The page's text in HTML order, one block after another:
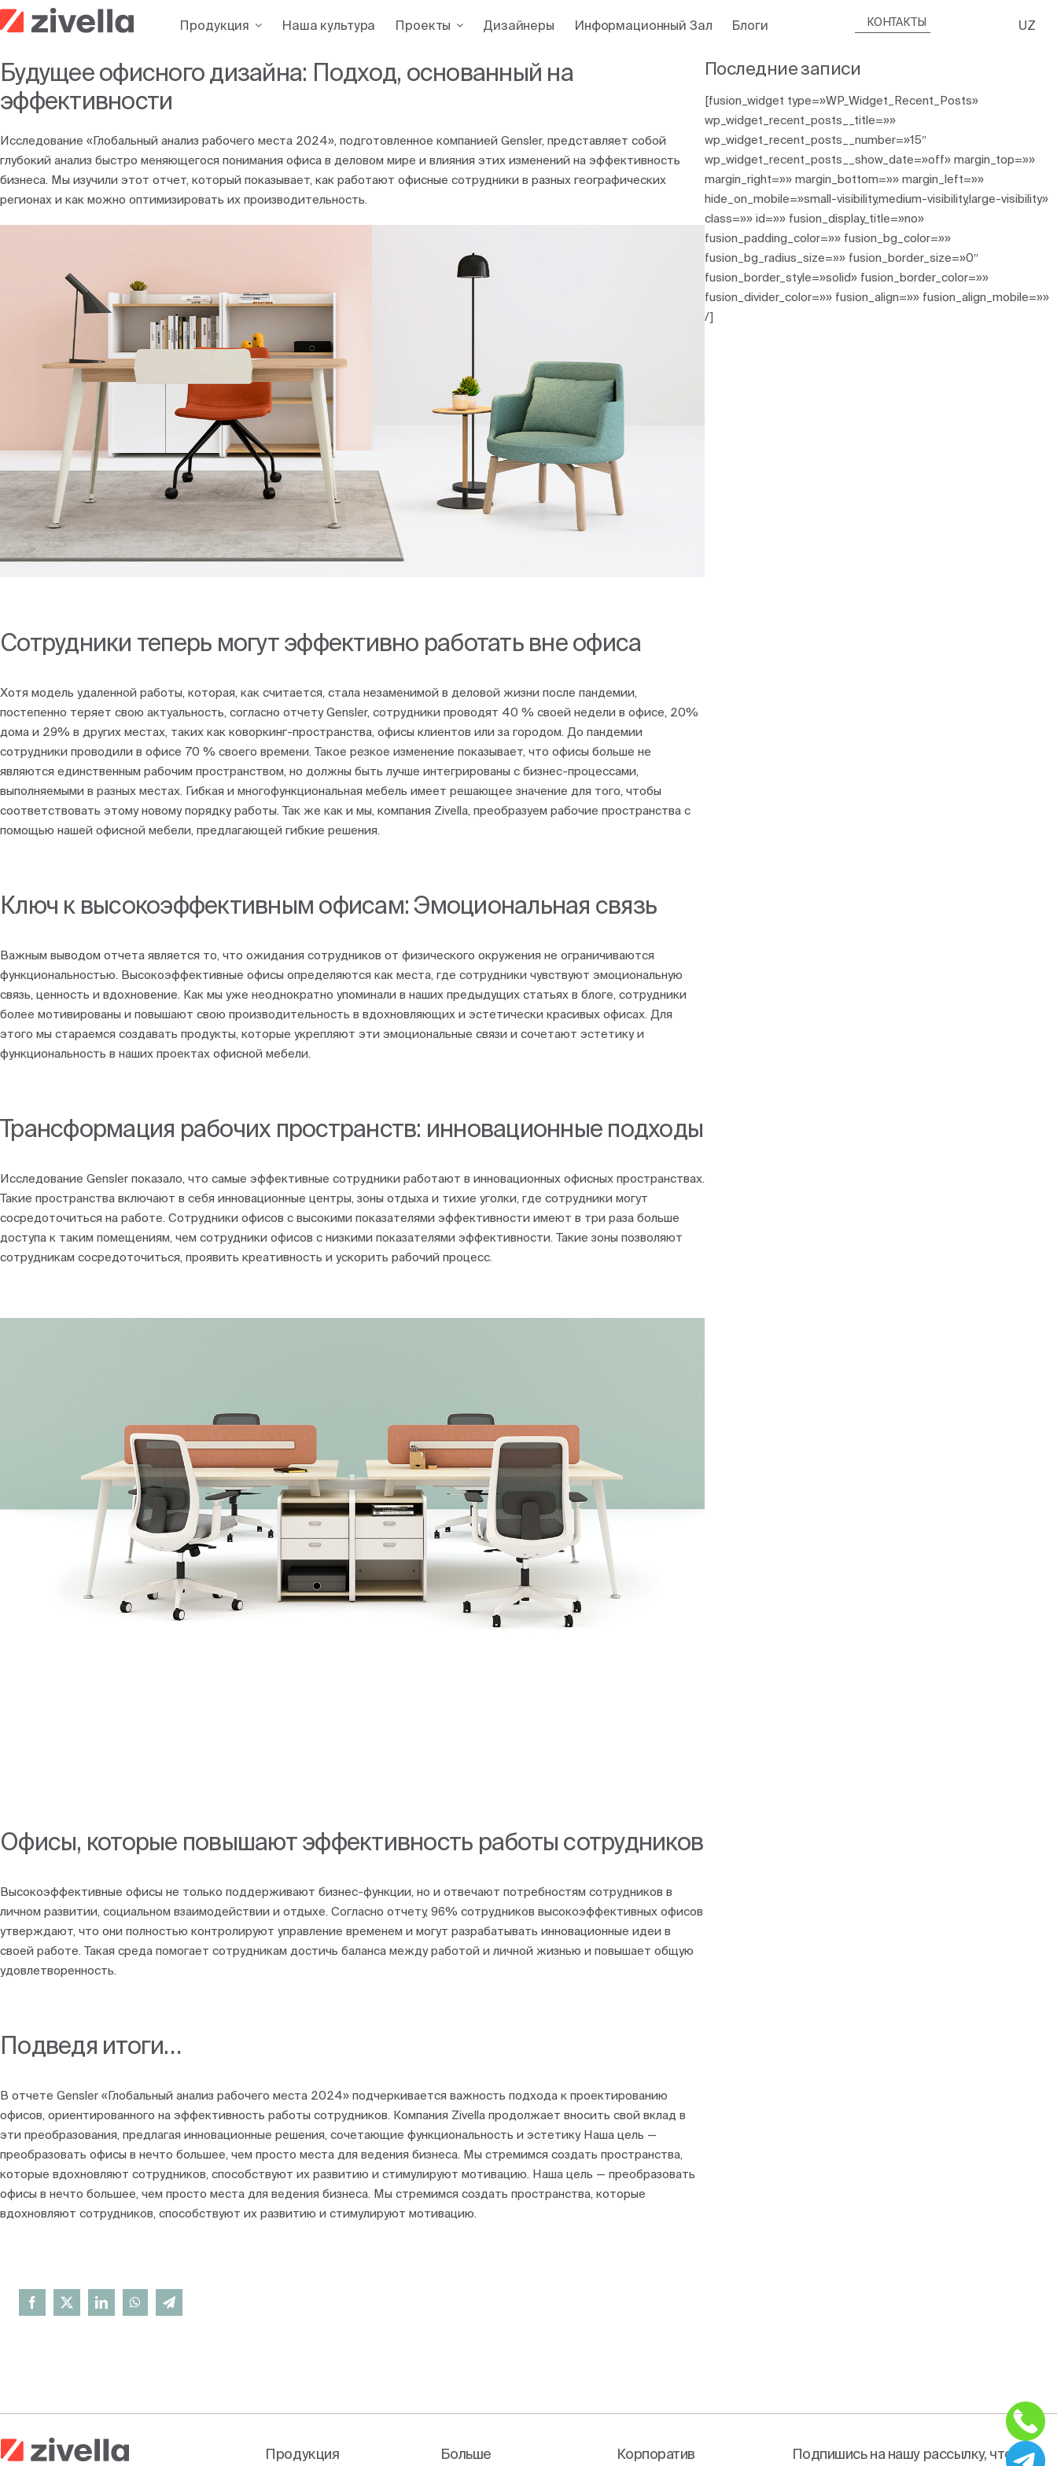
Skip
to
Продукция Наша культура Проекты Дизайнеры Информационный Зал Блоги КОНТАКТЫ UZ
Будущее офисного дизайна: Подход, основанный на
эффективности
Исследование «Глобальный анализ рабочего места 2024», подготовленное компанией Gensler, представляет собой
глубокий анализ быстро меняющегося понимания офиса в деловом мире и влияния этих изменений на эффективность
бизнеса. Мы изучили этот отчет, который показывает, как работают офисные сотрудники в разных географических
регионах и как можно оптимизировать их производительность.
Сотрудники теперь могут эффективно работать вне офиса
Хотя модель удаленной работы, которая, как считается, стала незаменимой в деловой жизни после пандемии,
постепенно теряет свою актуальность, согласно отчету Gensler, сотрудники проводят 40 % своей недели в офисе, 20%
дома и 29% в других местах, таких как коворкинг-пространства, офисы клиентов или за городом. До пандемии
сотрудники проводили в офисе 70 % своего времени. Такое резкое изменение показывает, что офисы больше не
являются единственным рабочим пространством, но должны быть лучше интегрированы с бизнес-процессами,
выполняемыми в разных местах. Гибкая и многофункциональная мебель имеет решающее значение для того, чтобы
соответствовать этому новому порядку работы. Так же как и мы, компания Zivella, преобразуем рабочие пространства с
помощью нашей офисной мебели, предлагающей гибкие решения.
Ключ к высокоэффективным офисам: Эмоциональная связь
Важным выводом отчета является то, что ожидания сотрудников от физического окружения не ограничиваются
функциональностью. Высокоэффективные офисы определяются как места, где сотрудники чувствуют эмоциональную
связь, ценность и вдохновение. Как мы уже неоднократно упоминали в наших предыдущих статьях в блоге, сотрудники
более мотивированы и повышают свою производительность в вдохновляющих и эстетически красивых офисах. Для
этого мы стараемся создавать продукты, которые укрепляют эти эмоциональные связи и сочетают эстетику и
функциональность в наших проектах офисной мебели.
Трансформация рабочих пространств: инновационные подходы
Исследование Gensler показало, что самые эффективные сотрудники работают в инновационных офисных пространствах.
Такие пространства включают в себя инновационные центры, зоны отдыха и тихие уголки, где сотрудники могут
сосредоточиться на работе. Сотрудники офисов с высокими показателями эффективности имеют в три раза больше
доступа к таким помещениям, чем сотрудники офисов с низкими показателями эффективности. Такие зоны позволяют
сотрудникам сосредоточиться, проявить креативность и ускорить рабочий процесс.
Офисы, которые повышают эффективность работы сотрудников
Высокоэффективные офисы не только поддерживают бизнес-функции, но и отвечают потребностям сотрудников в
личном развитии, социальном взаимодействии и отдыхе. Согласно отчету, 96% сотрудников высокоэффективных офисов
утверждают, что они полностью контролируют управление временем и могут разрабатывать инновационные идеи в
своей работе. Такая среда помогает сотрудникам достичь баланса между работой и личной жизнью и повышает общую
удовлетворенность.
Подведя итоги…
В отчете Gensler «Глобальный анализ рабочего места 2024» подчеркивается важность подхода к проектированию
офисов, ориентированного на эффективность работы сотрудников. Компания Zivella продолжает вносить свой вклад в
эти преобразования, предлагая инновационные решения, сочетающие функциональность и эстетику Наша цель —
преобразовать офисы в нечто большее, чем просто места для ведения бизнеса. Мы стремимся создать пространства,
которые вдохновляют сотрудников, способствуют их развитию и стимулируют мотивацию. Наша цель — преобразовать
офисы в нечто большее, чем просто места для ведения бизнеса. Мы стремимся создать пространства, которые
вдохновляют сотрудников, способствуют их развитию и стимулируют мотивацию.
Последние записи
[fusion_widget type=»WP_Widget_Recent_Posts»
wp_widget_recent_posts__title=»»
wp_widget_recent_posts__number=»15″
wp_widget_recent_posts__show_date=»off» margin_top=»»
margin_right=»» margin_bottom=»» margin_left=»»
hide_on_mobile=»small-visibility,medium-visibility,large-visibility»
class=»» id=»» fusion_display_title=»no»
fusion_padding_color=»» fusion_bg_color=»»
fusion_bg_radius_size=»» fusion_border_size=»0″
fusion_border_style=»solid» fusion_border_color=»»
fusion_divider_color=»» fusion_align=»» fusion_align_mobile=»»
/]
Продукция Больше Корпоратив
Подпишись на нашу рассылку, чтобы